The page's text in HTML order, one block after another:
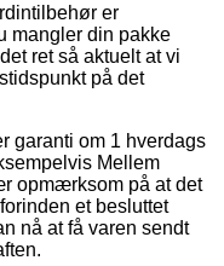
er
mangler din pakke
ret så aktuelt at vi
på det
garanti om 1 hverdags
Mellem
opmærksom på at det
et besluttet
nå at få varen sendt